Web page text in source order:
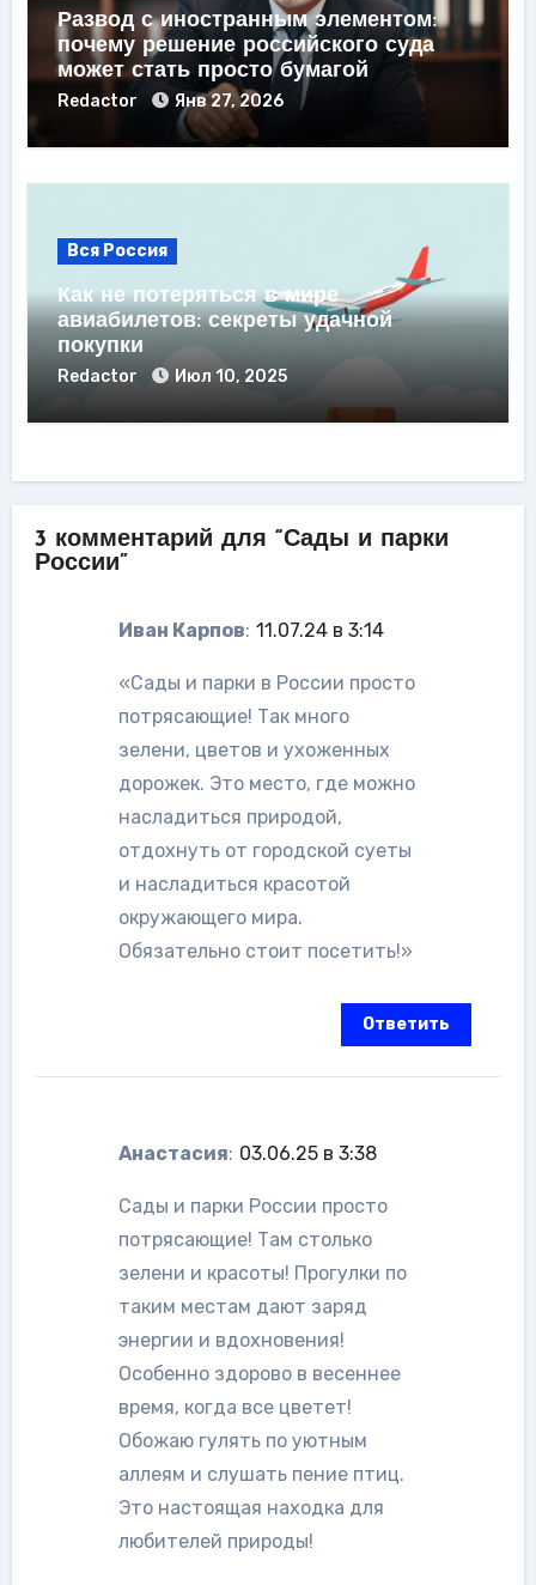
Развод с иностранным элементом:
почему решение российского суда
может стать просто бумагой
Redactor Янв 27, 2026
Вся Россия
Как не потеряться в мире
авиабилетов: секреты удачной
покупки
Redactor Июл 10, 2025
3 комментарий для “Сады и парки
России”
Иван Карпов: 11.07.24 в 3:14
«Сады и парки в России просто
потрясающие! Так много
зелени, цветов и ухоженных
дорожек. Это место, где можно
насладиться природой,
отдохнуть от городской суеты
и насладиться красотой
окружающего мира.
Обязательно стоит посетить!»
Ответить
Анастасия: 03.06.25 в 3:38
Сады и парки России просто
потрясающие! Там столько
зелени и красоты! Прогулки по
таким местам дают заряд
энергии и вдохновения!
Особенно здорово в весеннее
время, когда все цветет!
Обожаю гулять по уютным
аллеям и слушать пение птиц.
Это настоящая находка для
любителей природы!